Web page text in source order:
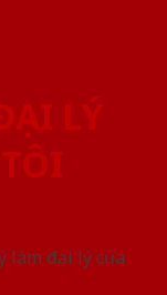
LÝ
làm đại lý của